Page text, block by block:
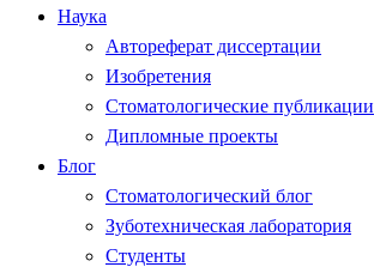
Наука
Автореферат диссертации
Изобретения
Стоматологические публикации
Дипломные проекты
Блог
Стоматологический блог
Зуботехническая лаборатория
Студенты